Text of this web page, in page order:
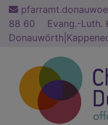
Direkt
zum
Inhalt
88 60
Evang.-Luth.